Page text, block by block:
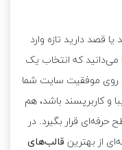
دارید تازه وارد
می‌دانید که انتخاب یک
روی موفقیت سایت شما
و کاربرپسند باشد، هم
قرار بگیرد. در
از بهترین قالب‌های